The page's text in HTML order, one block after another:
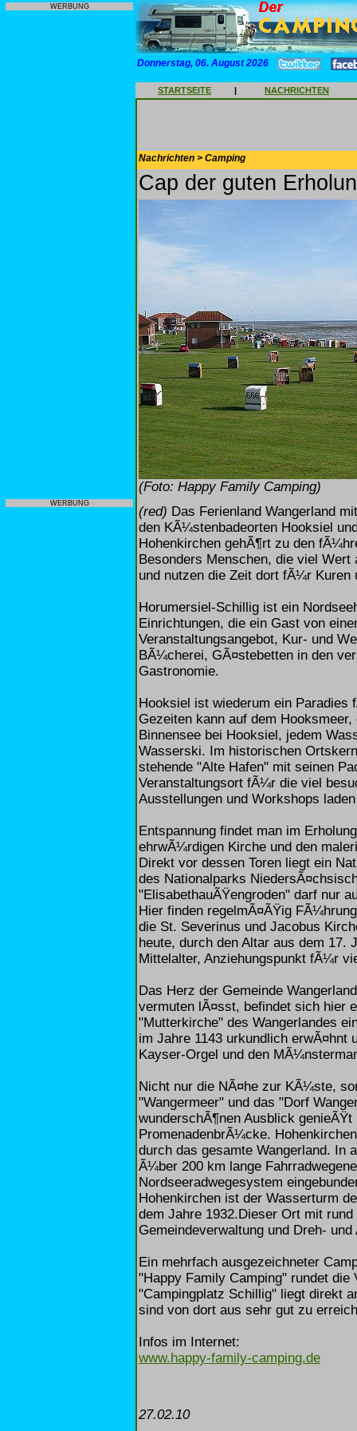
WERBUNG
WERBUNG
Donnerstag, 06. August 2026
STARTSEITE | NACHRICHTEN
Nachrichten > Camping
Cap der guten
(Foto: Happy Family Camping)
(red) Das Ferienland Wangerland
den KÃ¼stenbadeorten Hooksiel
Hohenkirchen gehÃ¶rt zu den
Besonders Menschen, die viel
und nutzen die Zeit dort fÃ¼r Kuren
Horumersiel-Schillig ist ein
Einrichtungen, die ein Gast von
Veranstaltungsangebot, Kur- und
BÃ¼cherei, GÃ¤stebetten in den
Gastronomie.
Hooksiel ist wiederum ein Paradies
Gezeiten kann auf dem
Binnensee bei Hooksiel, jedem
Wasserski. Im historischen
stehende "Alte Hafen" mit seinen
Veranstaltungsort fÃ¼r die viel
Ausstellungen und Workshops
Entspannung findet man im
ehrwÃ¼rdigen Kirche und den
Direkt vor dessen Toren liegt ein
des Nationalparks
"ElisabethauÃŸengroden" darf nur
Hier finden regelmÃ¤ÃŸig
die St. Severinus und Jacobus
heute, durch den Altar aus dem 17.
Mittelalter, Anziehungspunkt fÃ¼r
Das Herz der Gemeinde
vermuten lÃ¤sst, befindet sich hier
"Mutterkirche" des Wangerlandes
im Jahre 1143 urkundlich erwÃ¤hnt
Kayser-Orgel und den
Nicht nur die NÃ¤he zur KÃ¼ste,
"Wangermeer" und das "Dorf
wunderschÃ¶nen Ausblick
PromenadenbrÃ¼cke.
durch das gesamte Wangerland. In
Ã¼ber 200 km lange
Nordseeradwegesystem
Hohenkirchen ist der Wasserturm
dem Jahre 1932.Dieser Ort mit
Gemeindeverwaltung und Dreh-
Ein mehrfach ausgezeichneter
"Happy Family Camping" rundet
"Campingplatz Schillig" liegt direkt
sind von dort aus sehr gut zu
Infos im Internet:
www.happy-family-camping.de
27.02.10